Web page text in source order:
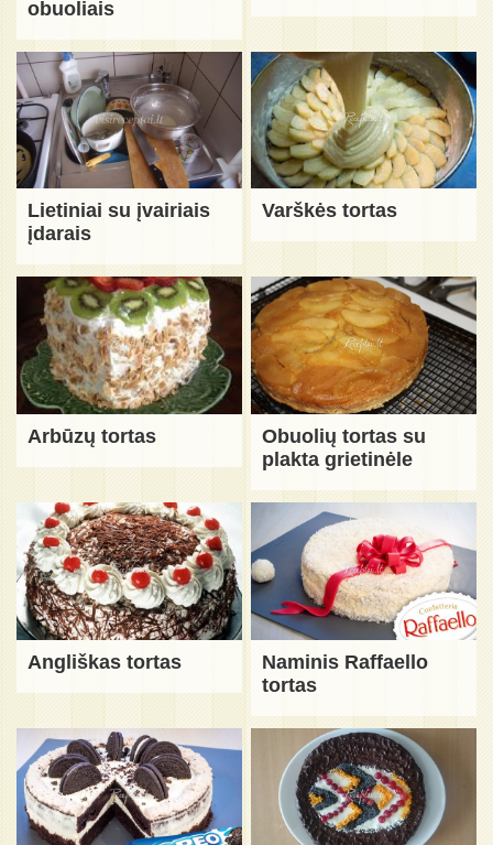
obuoliais
Lietiniai su įvairiais
įdarais
Varškės tortas
Arbūzų tortas
Obuolių tortas su
plakta grietinėle
Angliškas tortas
Naminis Raffaello
tortas